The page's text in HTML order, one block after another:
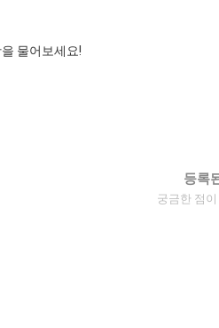
물어보세요!
등록
궁금한 점